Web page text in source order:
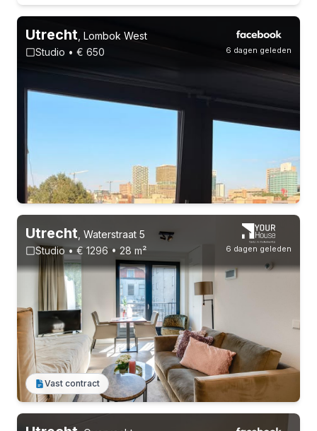
6 dagen geleden
Utrecht Lombok West
Studio • € 650
2-8-26 - 23-8-26
6 dagen geleden
Utrecht Waterstraat 5
Studio • € 1296 • 28 m²
Vast contract